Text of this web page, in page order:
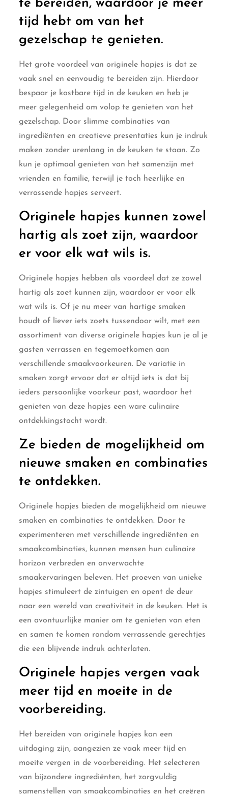
te bereiden, waardoor je meer
tijd hebt om van het
gezelschap te genieten.
Het grote voordeel van originele hapjes is dat ze
vaak snel en eenvoudig te bereiden zijn. Hierdoor
bespaar je kostbare tijd in de keuken en heb je
meer gelegenheid om volop te genieten van het
gezelschap. Door slimme combinaties van
ingrediënten en creatieve presentaties kun je indruk
maken zonder urenlang in de keuken te staan. Zo
kun je optimaal genieten van het samenzijn met
vrienden en familie, terwijl je toch heerlijke en
verrassende hapjes serveert.
Originele hapjes kunnen zowel
hartig als zoet zijn, waardoor
er voor elk wat wils is.
Originele hapjes hebben als voordeel dat ze zowel
hartig als zoet kunnen zijn, waardoor er voor elk
wat wils is. Of je nu meer van hartige smaken
houdt of liever iets zoets tussendoor wilt, met een
assortiment van diverse originele hapjes kun je al je
gasten verrassen en tegemoetkomen aan
verschillende smaakvoorkeuren. De variatie in
smaken zorgt ervoor dat er altijd iets is dat bij
ieders persoonlijke voorkeur past, waardoor het
genieten van deze hapjes een ware culinaire
ontdekkingstocht wordt.
Ze bieden de mogelijkheid om
nieuwe smaken en combinaties
te ontdekken.
Originele hapjes bieden de mogelijkheid om nieuwe
smaken en combinaties te ontdekken. Door te
experimenteren met verschillende ingrediënten en
smaakcombinaties, kunnen mensen hun culinaire
horizon verbreden en onverwachte
smaakervaringen beleven. Het proeven van unieke
hapjes stimuleert de zintuigen en opent de deur
naar een wereld van creativiteit in de keuken. Het is
een avontuurlijke manier om te genieten van eten
en samen te komen rondom verrassende gerechtjes
die een blijvende indruk achterlaten.
Originele hapjes vergen vaak
meer tijd en moeite in de
voorbereiding.
Het bereiden van originele hapjes kan een
uitdaging zijn, aangezien ze vaak meer tijd en
moeite vergen in de voorbereiding. Het selecteren
van bijzondere ingrediënten, het zorgvuldig
samenstellen van smaakcombinaties en het creëren